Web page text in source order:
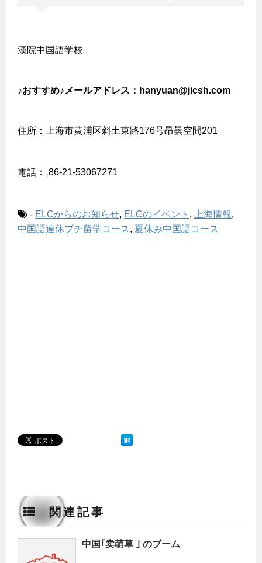
漢院中国語学校
♪おすすめ♪メールアドレス：hanyuan@jicsh.com
住所：上海市黄浦区斜土東路176号昂曇空間201
電話：₊86‐21-53067271
- ELCからのお知らせ, ELCのイベント , 上海情報,
中国語連休プチ留学コース , 夏休み中国語コース
関連記事
中国｢卖萌草 ｣ のブーム